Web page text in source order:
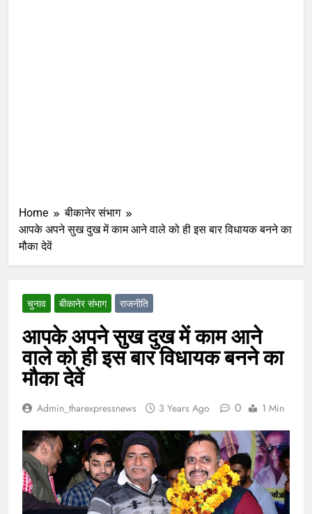
Home
बीकानेर संभाग
आपके अपने सुख दुख में काम आने वाले को ही इस बार विधायक बनने का
मौका देवें
चुनाव बीकानेर संभाग राजनीति
आपके अपने सुख दुख में काम आने
वाले को ही इस बार विधायक बनने का
मौका देवें
Admin_tharexpressnews 3 Years Ago 0 1 Min